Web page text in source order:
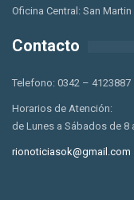
Oficina Central: San
Contacto
Telefono: 0342 – 4123887
Horarios de Atención:
de Lunes a Sábados de 8
rionoticiasok@gmail.com